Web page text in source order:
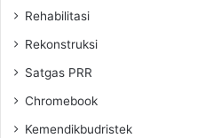
Rehabilitasi
Rekonstruksi
Satgas PRR
Chromebook
Kemendikbudristek